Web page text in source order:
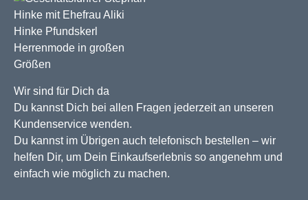
Wir sind für Dich da
Du kannst Dich bei allen Fragen jederzeit an unseren
Kundenservice wenden.
Du kannst im Übrigen auch telefonisch bestellen – wir
helfen Dir, um Dein Einkaufserlebnis so angenehm und
einfach wie möglich zu machen.